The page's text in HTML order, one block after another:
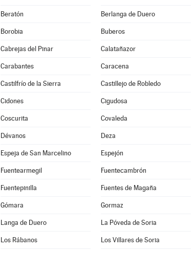
Beratón Berlanga de Duero
Borobia Buberos
Cabrejas del Pinar Calatañazor
Carabantes Caracena
Castilfrío de la Sierra Castillejo de Robledo
Cidones Cigudosa
Coscurita Covaleda
Dévanos Deza
Espeja de San Marcelino Espejón
Fuentearmegil Fuentecambrón
Fuentepinilla Fuentes de Magaña
Gómara Gormaz
Langa de Duero La Póveda de Soria
Los Rábanos Los Villares de Soria